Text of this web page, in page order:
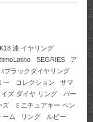
K18 漆 イヤリング
SEGRIES
ア
ブラックダイヤリング
ー コレクション
サマ
イズ ダイヤ リング
パー
ズ
ミニチュアキー ペン
ーム リング ルビー